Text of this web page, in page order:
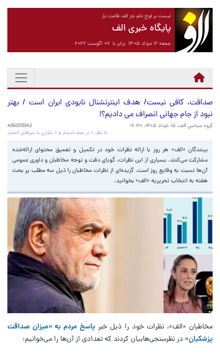
نیست بر لوح دلم جز الف قامت یار
پایگاه خبری الف
جمعه ۱۶ مرداد ۱۴۰۵ برابر با ۰۷ آگوست ۲۰۲۶
صداقت، کافی نیست/ هدف اینترنشنال نابودی ایران است / بهتر
نبود از جام جهانی انصراف می دادیم؟!
گروه سیاسی الف، ۱۵ خرداد ۱۴۰۵، ۱۶:۳۰
4050313042
۵ نظر، ۰ در صف انتشار و ۰ تکراری یا غیرقابل انتشار
بینندگان «الف» هر روز با ارائه نظرات خود در تکمیل و تعمیق محتوای ارائه‌شده
مشارکت می‌کنند. بسیاری از این نظرات، گویای دقت و توجه مخاطبان و داوری عمومی
آن‌ها نسبت به وقایع روز است. گزیده‌ای از نظرات مخاطبان را ذیل سه مطلب پر بحث
هفته به انتخاب تحریریه «الف» بخوانید.
مخاطبان «الف»، نظرات خود را ذیل خبر پاسخ مردم به «میزان صداقت
پزشکیان» در نظرسنجی‌هابیان کردند که تعدادی از آن‌ها را می‌خوانیم: